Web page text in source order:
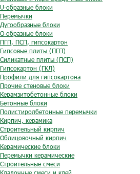
U-образные блоки
Перемычки
Дугообразные блоки
O-образные блоки
ПГП, ПСП, гипсокартон
Гипсовые плиты (ПГП)
Силикатные плиты (ПСП)
Гипсокартон (ГКЛ)
Профили для гипсокартона
Прочие стеновые блоки
Керамзитобетонные блоки
Бетонные блоки
Полистиролбетонные перемычки
Кирпич, керамика
Строительный кирпич
Облицовочный кирпич
Керамические блоки
Перемычки керамические
Строительные смеси
Кладочные смеси и клей